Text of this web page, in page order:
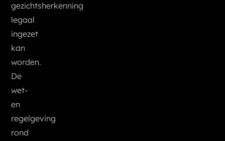
gezichtsherkenning
legaal
ingezet
kan
worden.
De
wet-
en
regelgeving
rond